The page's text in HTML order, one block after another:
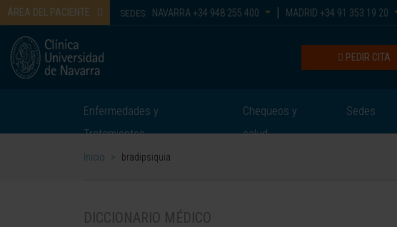
ÁREA DEL PACIENTE SEDES: NAVARRA +34 948 255 400 MADRID +34 91 353 19 20
PEDIR CITA
Enfermedades y
Tratamientos
Chequeos y
salud
Sedes
Inicio > bradipsiquia
DICCIONARIO MÉDICO